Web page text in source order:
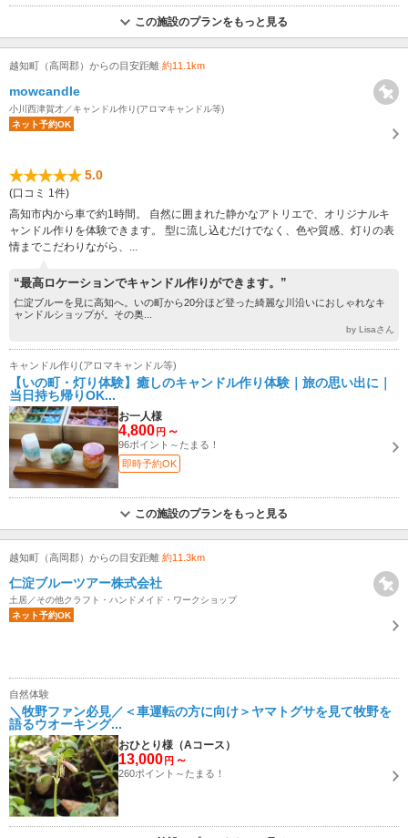
この施設のプランをもっと見る
越知町（高岡郡）からの目安距離 約11.1km
mowcandle
小川西津賀才／キャンドル作り(アロマキャンドル等)
ネット予約OK
5.0
(口コミ 1件)
高知市内から車で約1時間。 自然に囲まれた静かなアトリエで、オリジナルキ
ャンドル作りを体験できます。 型に流し込むだけでなく、色や質感、灯りの表
情までこだわりながら、...
“最高ロケーションでキャンドル作りができます。”
仁淀ブルーを見に高知へ。いの町から20分ほど登った綺麗な川沿いにおしゃれなキ
ャンドルショップが。その奥...
by Lisaさん
キャンドル作り(アロマキャンドル等)
【いの町・灯り体験】癒しのキャンドル作り体験｜旅の思い出に｜
当日持ち帰りOK...
お一人様
4,800 円 ～
96ポイント～たまる！
即時予約OK
この施設のプランをもっと見る
越知町（高岡郡）からの目安距離 約11.3km
仁淀ブルーツアー株式会社
土居／その他クラフト・ハンドメイド・ワークショップ
ネット予約OK
自然体験
＼牧野ファン必見／＜車運転の方に向け＞ヤマトグサを見て牧野を
語るウオーキング...
おひとり様（Aコース）
13,000 円 ～
260ポイント～たまる！